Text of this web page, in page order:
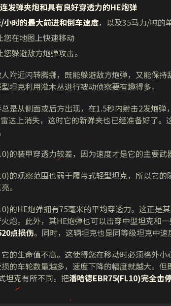
发弹夹炮和具有良好穿透力的HE炮弹
小时的最大前进和倒车速度，以及35马力/吨的
您在地图上快速移动
躲避敌方炮弹攻击。
附近闪转腾挪，既能躲避敌方炮弹，又能保
坦克利用灌木丛进行被动侦察要有趣得多。
是从侧面或后方出现，在1.5秒内射击2发炮
达上消失，这时它的新弹夹也已经准备好了
的装甲穿透力较差，因为速度才是它的主要武
的观察范围也弱于履带式轻型坦克，所以它
。
的HE炮弹拥有75毫米的平均穿透力。这正是
炮。此外，其HE炮弹也可以击穿中型坦克和一
点损伤。同时，这辆坦克也是同等级坦克中速
的生命值不高。这使得您在移动时必须格外
的车轮数量越多，速度下降的幅度就越大。
坦克有所不同。把潘哈德EBR75(FL10)完全击